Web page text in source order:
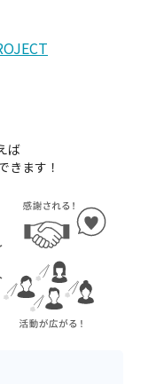
ば
きます！